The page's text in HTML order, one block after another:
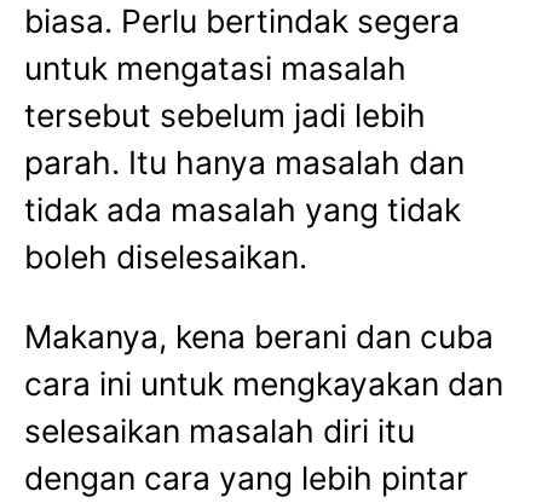
biasa. Perlu bertindak segera
untuk mengatasi masalah
tersebut sebelum jadi lebih
parah. Itu hanya masalah dan
tidak ada masalah yang tidak
boleh diselesaikan.
Makanya, kena berani dan cuba
cara ini untuk mengkayakan dan
selesaikan masalah diri itu
dengan cara yang lebih pintar